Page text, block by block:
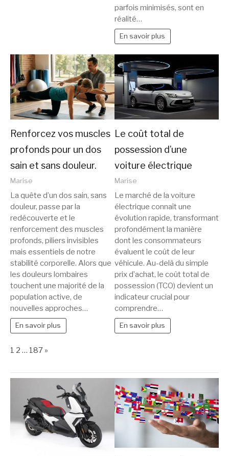
parfois minimisés, sont en
réalité…
En savoir plus
Renforcez vos muscles
profonds pour un dos
sain et sans douleur.
Marise
La quête d’un dos sain, sans
douleur, passe par la
redécouverte et le
renforcement des muscles
profonds, piliers invisibles
mais essentiels de notre
stabilité corporelle. Alors que
les douleurs lombaires
touchent une majorité de la
population active, de
nouvelles approches…
En savoir plus
Le coût total de
possession d’une
voiture électrique
Marise
Le marché de la voiture
électrique connaît une
évolution rapide, transformant
profondément la manière
dont les consommateurs
évaluent le coût de leur
véhicule. Au-delà du simple
prix d’achat, le coût total de
possession (TCO) devient un
indicateur crucial pour
comprendre…
En savoir plus
Page:
1 2 … 187 Next
»